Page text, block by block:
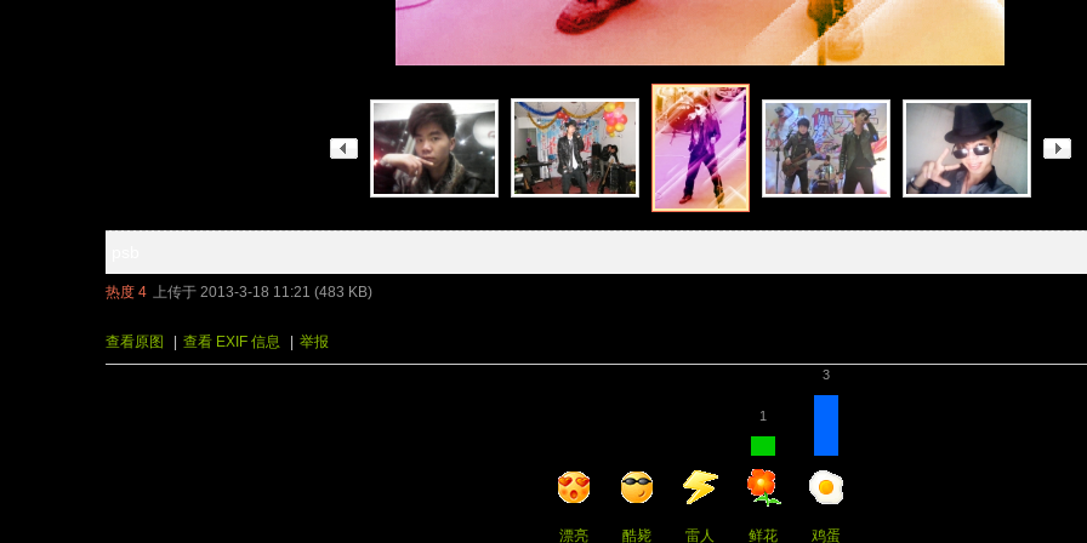
热度 4 上传于 2013-3-18 11:21 (483 KB)
查看原图 查看 EXIF 信息 举报
漂亮 酷毙 雷人
1
鲜花
3
鸡蛋